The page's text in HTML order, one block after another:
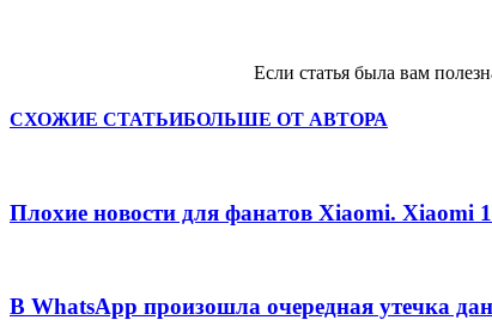
Если статья была вам
СХОЖИЕ СТАТЬИБОЛЬШЕ ОТ АВТОРА
Плохие новости для фанатов Xiaomi. Xiaomi
В WhatsApp произошла очередная утечка